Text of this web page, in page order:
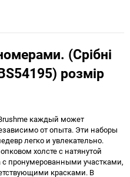
(Срібні
розмір
каждый может
от опыта. Эти наборы
легко и увлекательно.
холсте с натянутой
пронумерованными участками,
красками. В